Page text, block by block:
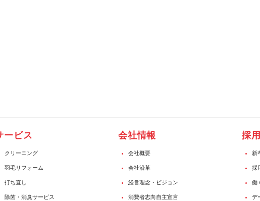
ービス
クリーニング
羽毛リフォーム
打ち直し
除菌・消臭サービス
会社情報
会社概要
会社沿革
経営理念・ビジョン
消費者志向自主宣言
採
新
採
働
デ